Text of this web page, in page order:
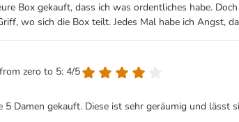
Box gekauft, dass ich was ordentliches habe.
wo sich die Box teilt. Jedes Mal habe ich Angst,
zero to 5: 4/5
5 Damen gekauft. Diese ist sehr geräumig und